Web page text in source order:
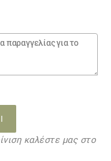
καλέστε μας στο